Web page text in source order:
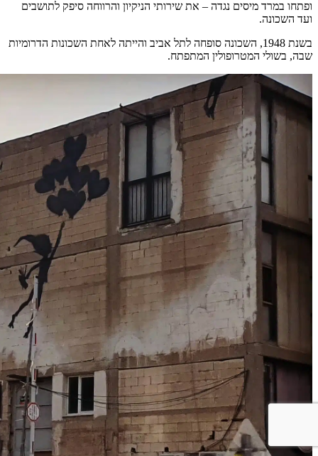
ופתחו במרד מיסים נגדה – את שירותי הניקיון והרווחה סיפק לתושבים
ועד השכונה.
בשנת 1948, השכונה סופחה לתל אביב והייתה לאחת השכונות הדרומיות
שבה, בשולי המטרופולין המתפתח.